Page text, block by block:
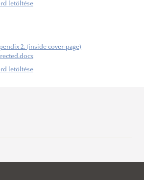
intézkedések, utasítások
letöltése
2. (inside cover-page)
letöltése